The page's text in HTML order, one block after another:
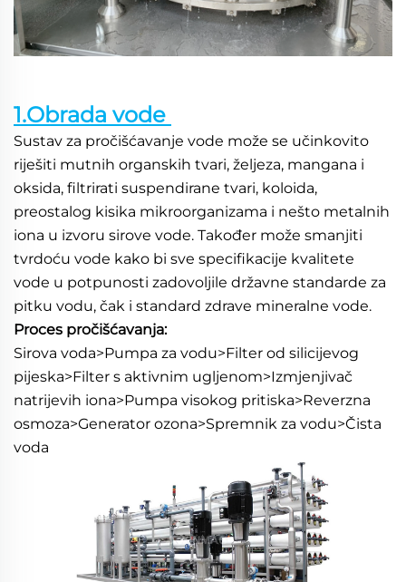
1.Obrada vode
Sustav za pročišćavanje vode može se učinkovito
riješiti mutnih organskih tvari, željeza, mangana i
oksida, filtrirati suspendirane tvari, koloida,
preostalog kisika mikroorganizama i nešto metalnih
iona u izvoru sirove vode. Također može smanjiti
tvrdoću vode kako bi sve specifikacije kvalitete
vode u potpunosti zadovoljile državne standarde za
pitku vodu, čak i standard zdrave mineralne vode.
Proces pročišćavanja:
Sirova voda>Pumpa za vodu>Filter od silicijevog
pijeska>Filter s aktivnim ugljenom>Izmjenjivač
natrijevih iona>Pumpa visokog pritiska>Reverzna
osmoza>Generator ozona>Spremnik za vodu>Čista
voda